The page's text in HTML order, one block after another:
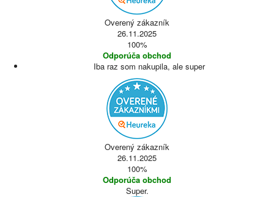
Overený zákazník
26.11.2025
100%
Odporúča obchod
Iba raz som nakupila, ale super
Overený zákazník
26.11.2025
100%
Odporúča obchod
Super.